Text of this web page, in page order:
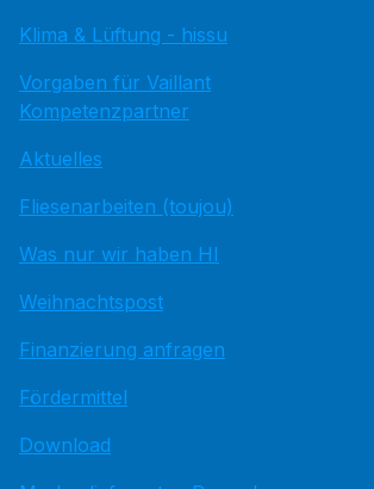
Klima & Lüftung - hissu
Vorgaben für Vaillant
Kompetenzpartner
Aktuelles
Fliesenarbeiten (toujou)
Was nur wir haben HI
Weihnachtspost
Finanzierung anfragen
Fördermittel
Download